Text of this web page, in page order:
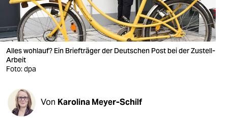
nord
wahrheit
verlag
verlag
veranstaltungen
shop
Alles wohlauf? Ein Briefträger der Deutschen Post bei der Zustell-
Arbeit
Foto: dpa
Von Karolina Meyer-Schilf